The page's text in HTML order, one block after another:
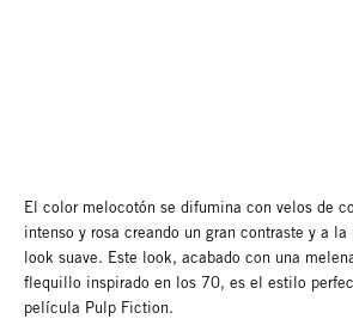
El color melocotón se difumina con velos de
intenso y rosa creando un gran contraste y a la
look suave. Este look, acabado con una
flequillo inspirado en los 70, es el estilo
película Pulp Fiction.